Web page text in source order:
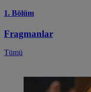
1. Bölüm
Fragmanlar
Tümü